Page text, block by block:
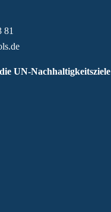
81
UN-Nachhaltigkeitsziele